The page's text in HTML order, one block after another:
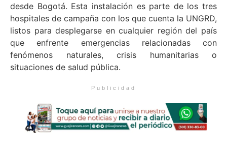
desde Bogotá. Esta instalación es parte de los tres
hospitales de campaña con los que cuenta la UNGRD,
listos para desplegarse en cualquier región del país
que enfrente emergencias relacionadas con
fenómenos naturales, crisis humanitarias o
situaciones de salud pública.
Publicidad